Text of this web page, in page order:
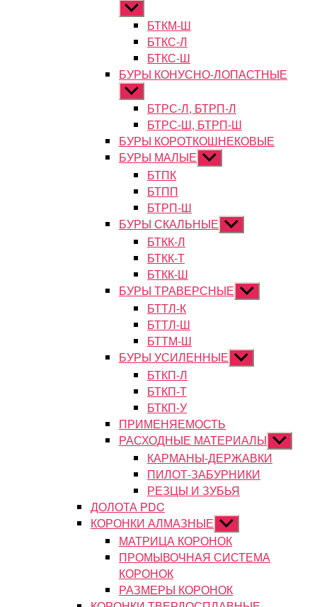
Показывать
подменюБТКМ-Ш
БТКС-Л
БТКС-Ш
БУРЫ КОНУСНО-ЛОПАСТНЫЕ
Показывать
подменюБТРС-Л, БТРП-Л
БТРС-Ш, БТРП-Ш
БУРЫ КОРОТКОШНЕКОВЫЕ
БУРЫ МАЛЫЕ Показывать
подменю
БТПК
БТПП
БТРП-Ш
БУРЫ СКАЛЬНЫЕ Показывать
подменю
БТКК-Л
БТКК-Т
БТКК-Ш
БУРЫ ТРАВЕРСНЫЕ Показывать
подменю
БТТЛ-К
БТТЛ-Ш
БТТМ-Ш
БУРЫ УСИЛЕННЫЕ Показывать
подменю
БТКП-Л
БТКП-Т
БТКП-У
ПРИМЕНЯЕМОСТЬ
РАСХОДНЫЕ МАТЕРИАЛЫ
подменю
КАРМАНЫ-ДЕРЖАВКИ
ПИЛОТ-ЗАБУРНИКИ
РЕЗЦЫ И ЗУБЬЯ
ДОЛОТА PDC
КОРОНКИ АЛМАЗНЫЕ Показывать
подменю
МАТРИЦА КОРОНОК
ПРОМЫВОЧНАЯ СИСТЕМА
КОРОНОК
РАЗМЕРЫ КОРОНОК